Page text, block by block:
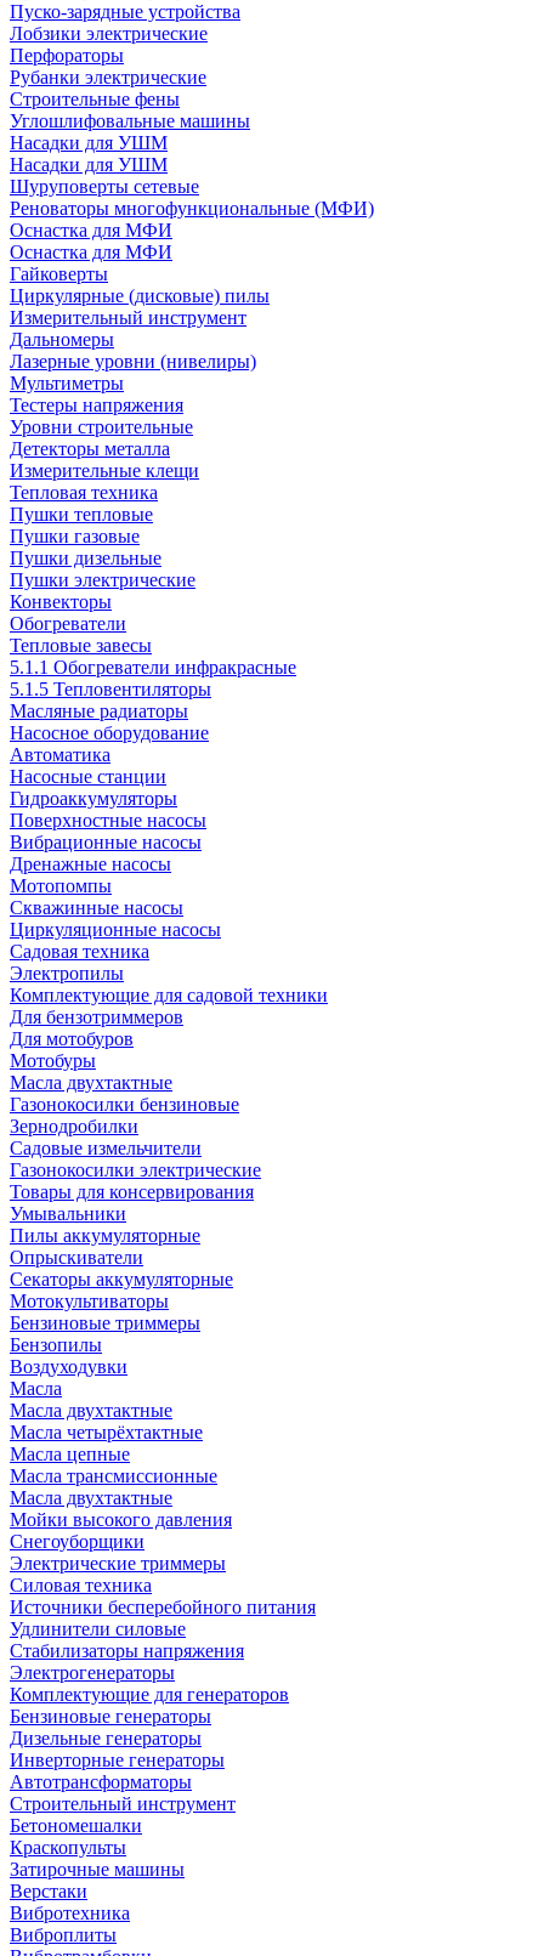
Пуско-зарядные устройства
Лобзики электрические
Перфораторы
Рубанки электрические
Строительные фены
Углошлифовальные машины
Насадки для УШМ
Насадки для УШМ
Шуруповерты сетевые
Реноваторы многофункциональные (МФИ)
Оснастка для МФИ
Оснастка для МФИ
Гайковерты
Циркулярные (дисковые) пилы
Измерительный инструмент
Дальномеры
Лазерные уровни (нивелиры)
Мультиметры
Тестеры напряжения
Уровни строительные
Детекторы металла
Измерительные клещи
Тепловая техника
Пушки тепловые
Пушки газовые
Пушки дизельные
Пушки электрические
Конвекторы
Обогреватели
Тепловые завесы
5.1.1 Обогреватели инфракрасные
5.1.5 Тепловентиляторы
Масляные радиаторы
Насосное оборудование
Автоматика
Насосные станции
Гидроаккумуляторы
Поверхностные насосы
Вибрационные насосы
Дренажные насосы
Мотопомпы
Скважинные насосы
Циркуляционные насосы
Садовая техника
Электропилы
Комплектующие для садовой техники
Для бензотриммеров
Для мотобуров
Мотобуры
Масла двухтактные
Газонокосилки бензиновые
Зернодробилки
Садовые измельчители
Газонокосилки электрические
Товары для консервирования
Умывальники
Пилы аккумуляторные
Опрыскиватели
Секаторы аккумуляторные
Мотокультиваторы
Бензиновые триммеры
Бензопилы
Воздуходувки
Масла
Масла двухтактные
Масла четырёхтактные
Масла цепные
Масла трансмиссионные
Масла двухтактные
Мойки высокого давления
Снегоуборщики
Электрические триммеры
Силовая техника
Источники бесперебойного питания
Удлинители силовые
Стабилизаторы напряжения
Электрогенераторы
Комплектующие для генераторов
Бензиновые генераторы
Дизельные генераторы
Инверторные генераторы
Автотрансформаторы
Строительный инструмент
Бетономешалки
Краскопульты
Затирочные машины
Верстаки
Вибротехника
Виброплиты